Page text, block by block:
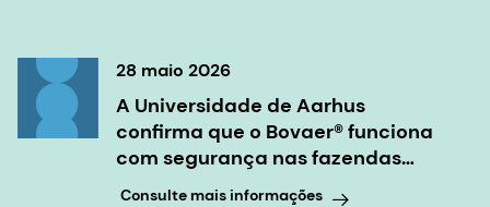
28 maio 2026
A Universidade de Aarhus
confirma que o Bovaer® funciona
com segurança nas fazendas
leiteiras dinamarquesas
Consulte mais informações